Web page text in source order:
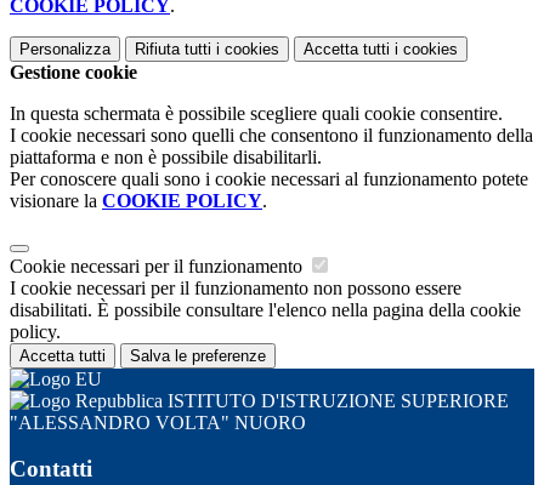
COOKIE POLICY.
Personalizza Rifiuta tutti i cookies Accetta tutti i cookies
Gestione cookie
In questa schermata è possibile scegliere quali cookie consentire.
I cookie necessari sono quelli che consentono il funzionamento della
piattaforma e non è possibile disabilitarli.
Per conoscere quali sono i cookie necessari al funzionamento potete
visionare la COOKIE POLICY.
Cookie necessari per il funzionamento
I cookie necessari per il funzionamento non possono essere
disabilitati. È possibile consultare l'elenco nella pagina della cookie
policy.
Accetta tutti Salva le preferenze
ISTITUTO D'ISTRUZIONE SUPERIORE
"ALESSANDRO VOLTA" NUORO
Contatti